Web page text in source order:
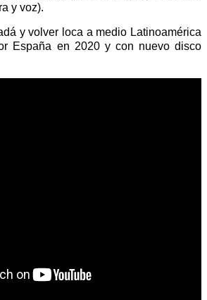
y voz).
y volver loca a medio Latinoamérica
España en 2020 y con nuevo disco